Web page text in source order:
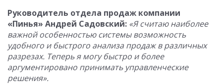
Руководитель отдела продаж компании
«Пинья» Андрей Садовский: «Я считаю наиболее
важной особенностью системы возможность
удобного и быстрого анализа продаж в различных
разрезах. Теперь я могу быстро и более
аргументировано принимать управленческие
решения».